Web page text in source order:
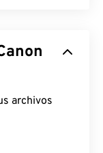
archivos